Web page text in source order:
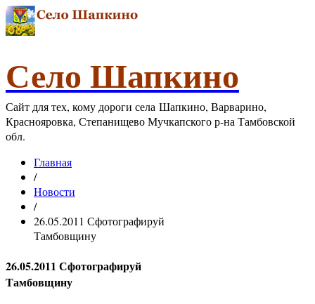
Село Шапкино
Сайт для тех, кому дороги села Шапкино, Варварино,
Краснояровка, Степанищево Мучкапского р-на Тамбовской
обл.
Главная
/
Новости
/
26.05.2011 Сфотографируй
Тамбовщину
26.05.2011 Сфотографируй
Тамбовщину